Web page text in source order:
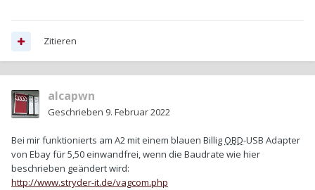
Zitieren
alcapwn
Geschrieben 9. Februar 2022
Bei mir funktionierts am A2 mit einem blauen Billig OBD-USB Adapter
von Ebay für 5,50 einwandfrei, wenn die Baudrate wie hier
beschrieben geändert wird:
http://www.stryder-it.de/vagcom.php